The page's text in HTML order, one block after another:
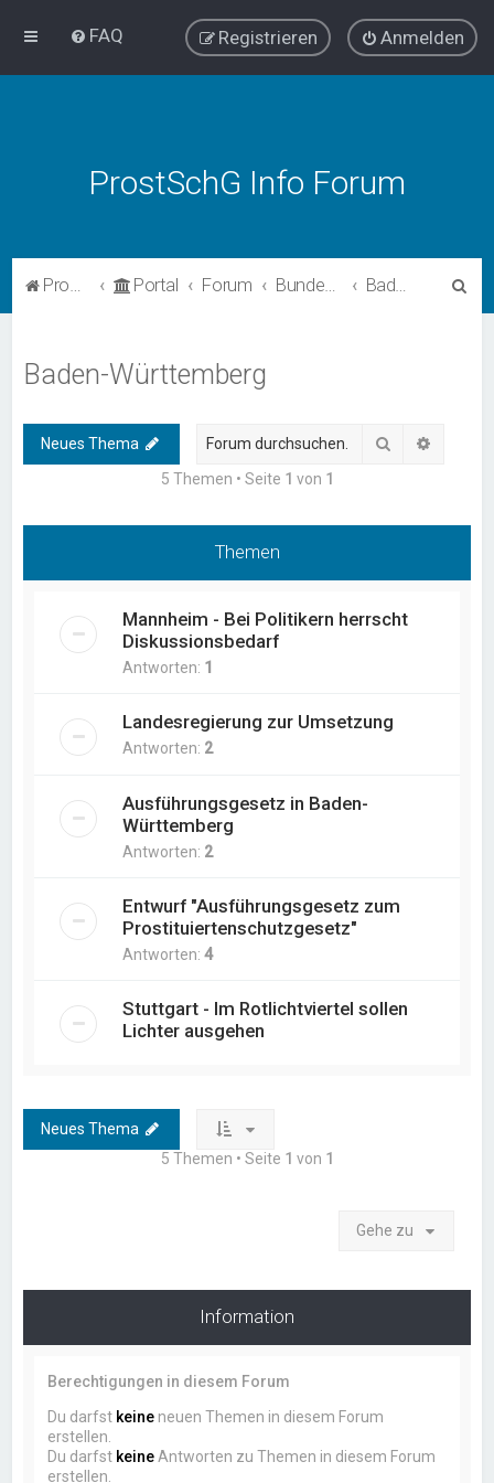
FAQ Anmelden
Registrieren
ProstSchG Info Forum
ProstSchG Portal Forum Bundesländer - Umsetzung und Erfahrungen mit ProstSchG Baden-Württemberg
Baden-Württemberg
Neues Thema Suche
5 Themen • Seite 1 von 1
Themen
Mannheim - Bei Politikern herrscht
Diskussionsbedarf
Antworten: 1
Landesregierung zur Umsetzung
Antworten: 2
Ausführungsgesetz in Baden-
Württemberg
Antworten: 2
Entwurf "Ausführungsgesetz zum
Prostituiertenschutzgesetz"
Antworten:4
Stuttgart - Im Rotlichtviertel sollen
Lichter ausgehen
Neues Thema
5 Themen • Seite 1 von 1
Gehe zu
Information
Berechtigungen in diesem Forum
Du darfst keine neuen Themen in diesem Forum
erstellen.
Du darfst keine Antworten zu Themen in diesem Forum
erstellen.